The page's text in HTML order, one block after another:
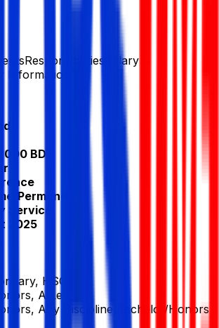
Responsibilities
Salary &
Information
BDT
Permanent
Service
2025
HSC
A Level
Any Discipline Bachelor/Honors